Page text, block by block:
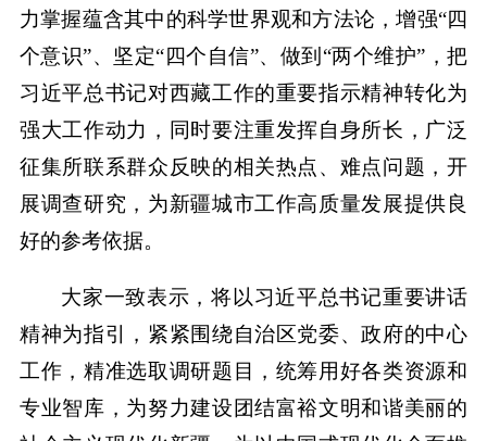
力掌握蕴含其中的科学世界观和方法论，增强“四
个意识”、坚定“四个自信”、做到“两个维护”，把
习近平总书记对西藏工作的重要指示精神转化为
强大工作动力，同时要注重发挥自身所长，广泛
征集所联系群众反映的相关热点、难点问题，开
展调查研究，为新疆城市工作高质量发展提供良
好的参考依据。
大家一致表示，将以习近平总书记重要讲话
精神为指引，紧紧围绕自治区党委、政府的中心
工作，精准选取调研题目，统筹用好各类资源和
专业智库，为努力建设团结富裕文明和谐美丽的